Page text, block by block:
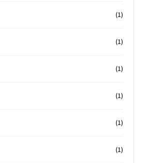
(1)
(1)
(1)
(1)
(1)
(1)